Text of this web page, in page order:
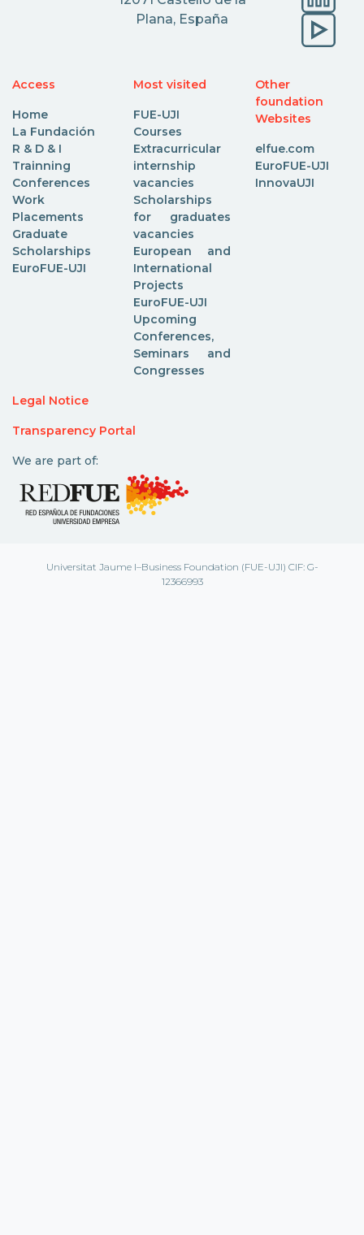
Plana, España
Access
Home
La Fundación
R & D & I
Trainning
Conferences
Work
Placements
Graduate
Scholarships
EuroFUE-UJI
Most visited
FUE-UJI
Courses
Extracurricular
internship
vacancies
Scholarships
for graduates
vacancies
European and
International
Projects
EuroFUE-UJI
Upcoming
Conferences,
Seminars and
Congresses
Other
foundation
Websites
elfue.com
EuroFUE-UJI
InnovaUJI
Legal Notice
Transparency Portal
We are part of:
Universitat Jaume I–Business Foundation (FUE-UJI) CIF: G-
12366993